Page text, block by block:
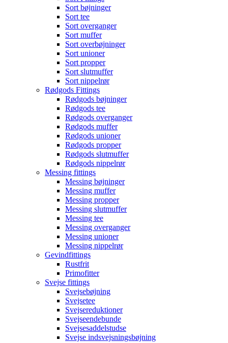
Sort bøjninger
Sort tee
Sort overganger
Sort muffer
Sort overbøjninger
Sort unioner
Sort propper
Sort slutmuffer
Sort nippelrør
Rødgods Fittings
Rødgods bøjninger
Rødgods tee
Rødgods overganger
Rødgods muffer
Rødgods unioner
Rødgods propper
Rødgods slutmuffer
Rødgods nippelrør
Messing fittings
Messing bøjninger
Messing muffer
Messing propper
Messing slutmuffer
Messing tee
Messing overganger
Messing unioner
Messing nippelrør
Gevindfittings
Rustfrit
Primofitter
Svejse fittings
Svejsebøjning
Svejsetee
Svejsereduktioner
Svejseendebunde
Svejsesaddelstudse
Svejse indsvejsningsbøjning